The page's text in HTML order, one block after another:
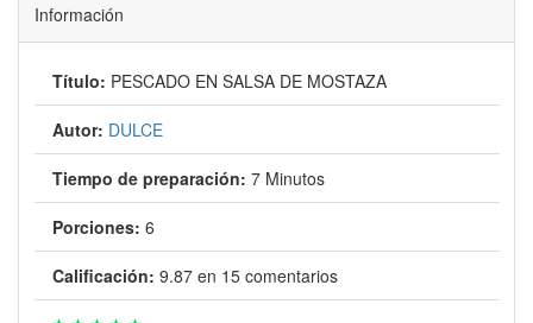
Información
Título: PESCADO EN SALSA DE MOSTAZA
Autor: DULCE
Tiempo de preparación: 7 Minutos
Porciones: 6
Calificación: 9.87 en 15comentarios